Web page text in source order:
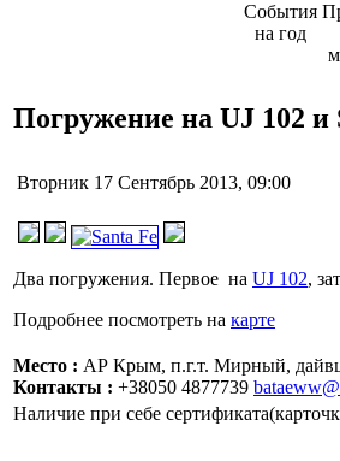
События
на год
Погружение на UJ 102 и
Вторник 17 Сентябрь 2013, 09:00
Два погружения. Первое на UJ 102,
Подробнее посмотреть на карте
Место : АР Крым, п.г.т. Мирный,
Контакты : +38050 4877739
Наличие при себе